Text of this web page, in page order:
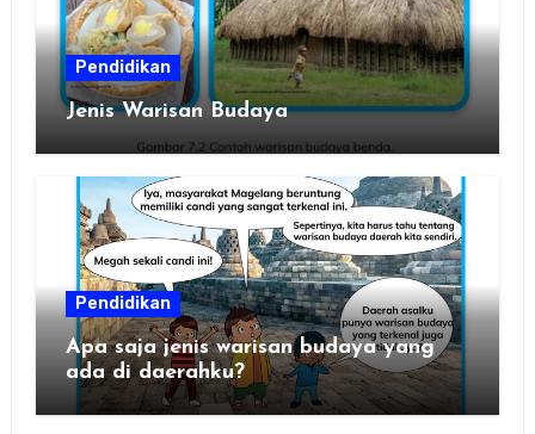
Pendidikan
Jenis Warisan Budaya
Pendidikan
Apa saja jenis warisan budaya yang
ada di daerahku?